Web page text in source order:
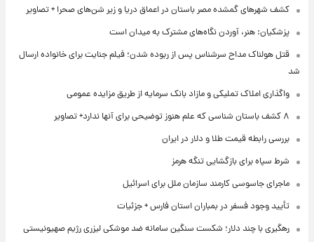
کشف شهرهای گمشده مصر باستان در اعماق دریا و زیر شن‌های صحرا + تصاویر
پزشکیان: هنر، آوردن نگاه‌های مشترک به میدان است
قتل هولناک مداح سرشناس پس از ربوده شدن؛ فیلم جنایت برای خانواده ارسال
شد
واگذاری املاک تملیکی و مازاد بانک سرمایه از طریق مزایده عمومی
۸ کشف باستان شناسی که علم هنوز توضیحی برای آنها ندارد+ تصاویر
بررسی رابطه قیمت طلا و دلار در ایران
شرط سپاه برای بازگشایی تنگه هرمز
ماجرای جاسوسی کارمند سازمان ملل برای اسرائیل
تأیید وجود فسفر در بمباران استان فارس + جزئیات
رهگیری با چند دلار؛ شکست سنگین سامانه ضد موشکی لیزری رژیم صهیونیستی